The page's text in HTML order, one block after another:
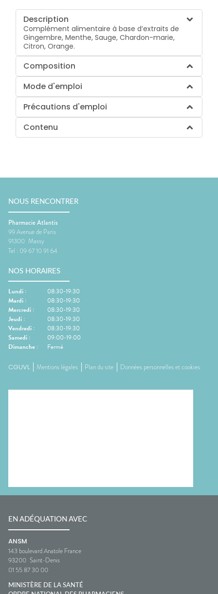
Description
Complément alimentaire à base d’extraits de
Gingembre, Menthe, Sauge, Chardon-marie,
Citron, Orange.
Composition
Mode d'emploi
Précautions d'emploi
Contenu
NOUS RENCONTRER
Pharmacie Atlantis
99 Avenue de Paris
91300 Massy
Tel : 09 67 10 91 64
NOS HORAIRES
Lundi :
08:30-19:30
Mardi :
08:30-19:30
Mercredi :
08:30-19:30
Jeudi :
08:30-19:30
Vendredi :
08:30-19:30
Samedi :
09:00-19:00
Dimanche : Fermé
CGUVL Mentions légales Plan du site Données personnelles et cookies
EN ADÉQUATION AVEC
ANSM
143 boulevard Anatole France
93200 Saint-Denis
01 55 87 30 00
MINISTÈRE DE LA SANTÉ